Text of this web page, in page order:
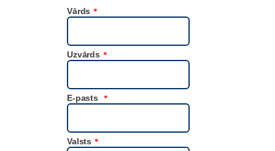
Vārds *
Uzvārds *
E-pasts *
Valsts *